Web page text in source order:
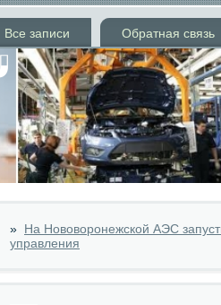
Все записи Обратная связь
» На Нововоронежской АЭС
управления